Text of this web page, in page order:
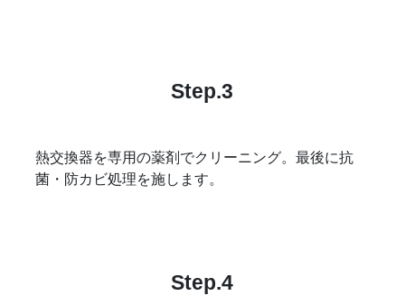
Step.3
熱交換器を専用の薬剤でクリーニング。最後に抗
菌・防カビ処理を施します。
Step.4